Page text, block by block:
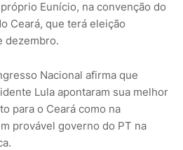
Eunício, na convenção do
Ceará, que terá eleição
dezembro.
Nacional afirma que
Lula apontaram sua melhor
para o Ceará como na
provável governo do PT na